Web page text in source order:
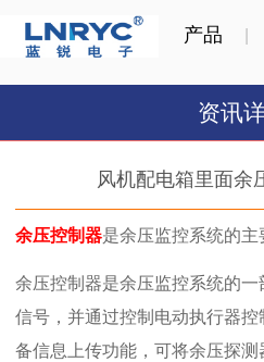
产品
资讯
风机配电箱里面余
余压控制器是余压监控系统的主
余压控制器是余压监控系统的
信号，并通过控制电动执行器
备信息上传功能，可将余压探